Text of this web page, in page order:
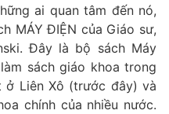
ai quan tâm đến nó,
MÁY ĐIỆN của Giáo sư,
Đây là bộ sách Máy
sách giáo khoa trong
Liên Xô (trước đây) và
chính của nhiều nước.